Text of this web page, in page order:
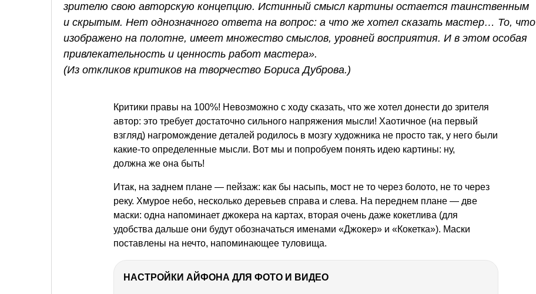
зрителю свою авторскую концепцию. Истинный смысл картины остается таинственным
и скрытым. Нет однозначного ответа на вопрос: а что же хотел сказать мастер… То, что
изображено на полотне, имеет множество смыслов, уровней восприятия. И в этом особая
привлекательность и ценность работ мастера».
(Из откликов критиков на творчество Бориса Дуброва.)
Критики правы на 100%! Невозможно с ходу сказать, что же хотел донести до зрителя
автор: это требует достаточно сильного напряжения мысли! Хаотичное (на первый
взгляд) нагромождение деталей родилось в мозгу художника не просто так, у него были
какие-то определенные мысли. Вот мы и попробуем понять идею картины: ну,
должна же она быть!
Итак, на заднем плане — пейзаж: как бы насыпь, мост не то через болото, не то через
реку. Хмурое небо, несколько деревьев справа и слева. На переднем плане — две
маски: одна напоминает джокера на картах, вторая очень даже кокетлива (для
удобства дальше они будут обозначаться именами «Джокер» и «Кокетка»). Маски
поставлены на нечто, напоминающее туловища.
НАСТРОЙКИ АЙФОНА ДЛЯ ФОТО И ВИДЕО